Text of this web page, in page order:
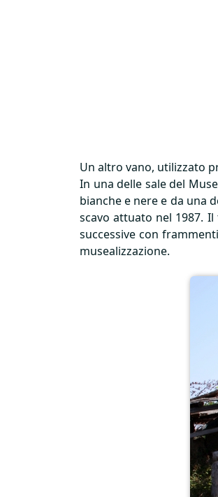
Un altro vano, utilizzato
In una delle sale del
bianche e nere e da una
scavo attuato nel 1987.
successive con
musealizzazione.